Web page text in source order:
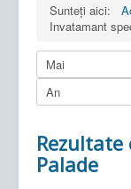
Sunteți aici:
Invatamant
Rezultate
Palade